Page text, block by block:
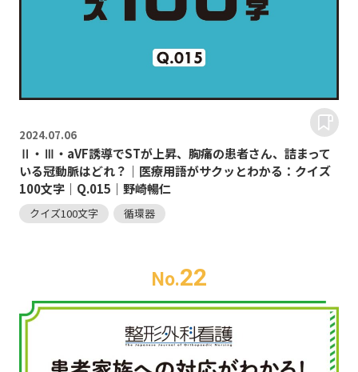
2024.07.06
Ⅱ・Ⅲ・aVF誘導でSTが上昇、胸痛の患者さん、詰まって
いる冠動脈はどれ？｜医療用語がサクッとわかる：クイズ
100文字｜Q.015｜野崎暢仁
クイズ100文字 循環器
No.22